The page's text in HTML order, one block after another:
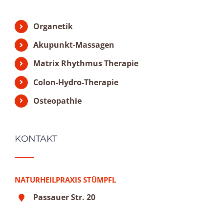
Organetik
Akupunkt-Massagen
Matrix Rhythmus Therapie
Colon-Hydro-Therapie
Osteopathie
KONTAKT
NATURHEILPRAXIS STÜMPFL
Passauer Str. 20